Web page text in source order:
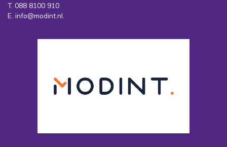
T. 088 8100 910
E. info@modint.nl.